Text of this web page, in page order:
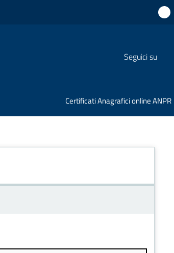
Seguici su
Certificati Anagrafici online ANPR